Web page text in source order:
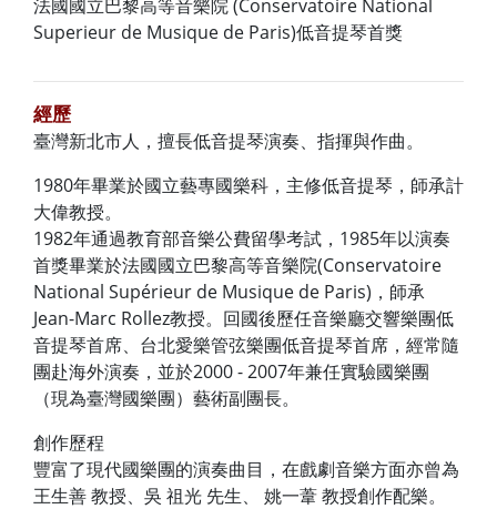
法國國立巴黎高等音樂院 (Conservatoire National
Superieur de Musique de Paris)低音提琴首獎
經歷
臺灣新北市人，擅長低音提琴演奏、指揮與作曲。
1980年畢業於國立藝專國樂科，主修低音提琴，師承計
大偉教授。
1982年通過教育部音樂公費留學考試，1985年以演奏
首獎畢業於法國國立巴黎高等音樂院(Conservatoire
National Supérieur de Musique de Paris)，師承
Jean-Marc Rollez教授。回國後歷任音樂廳交響樂團低
音提琴首席、台北愛樂管弦樂團低音提琴首席，經常隨
團赴海外演奏，並於2000 - 2007年兼任實驗國樂團
（現為臺灣國樂團）藝術副團長。
創作歷程
豐富了現代國樂團的演奏曲目，在戲劇音樂方面亦曾為
王生善 教授、吳 祖光 先生、 姚一葦 教授創作配樂。